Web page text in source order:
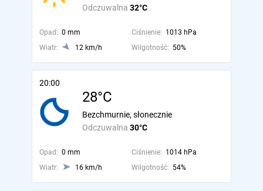
Odczuwalna 32°C
Opad: 0 mm Ciśnienie: 1013 hPa
Wiatr:
12 km/h Wilgotność: 50%
20:00
28°C
Odczuwalna 30°C
Bezchmurnie, słonecznie
Opad: 0 mm Ciśnienie: 1014 hPa
Wiatr:
16 km/h Wilgotność: 54%